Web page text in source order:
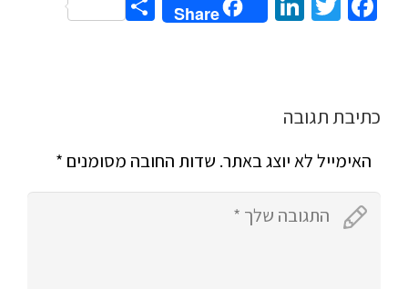
Share
כתיבת תגובה
האימייל לא יוצג באתר. שדות החובה מסומנים *